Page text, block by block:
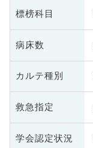
標榜科目
病床数
カルテ種別
救急指定
学会認定状況